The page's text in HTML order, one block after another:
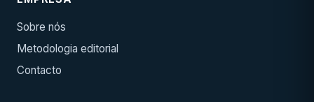
Sobre nós
Metodologia editorial
Contacto